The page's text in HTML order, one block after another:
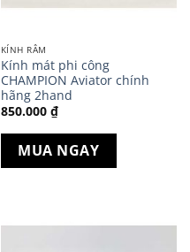
KÍNH RÂM
Kính mát phi công
CHAMPION Aviator chính
hãng 2hand
850.000 ₫
MUA NGAY